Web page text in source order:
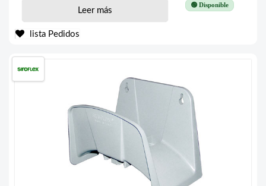
🟢 Disponible
Leer más
lista Pedidos